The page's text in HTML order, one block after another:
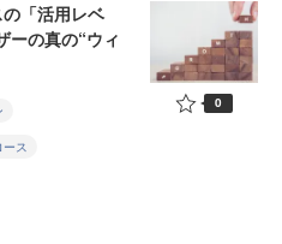
「活用レベ
ーの真の“ウィ
ース
0